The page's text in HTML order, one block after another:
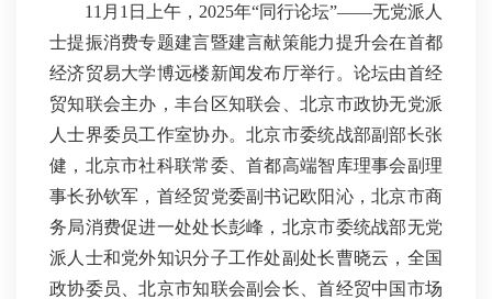
11月1日上午，2025年“同行论坛”——无党派人
士提振消费专题建言暨建言献策能力提升会在首都
经济贸易大学博远楼新闻发布厅举行。论坛由首经
贸知联会主办，丰台区知联会、北京市政协无党派
人士界委员工作室协办。北京市委统战部副部长张
健，北京市社科联常委、首都高端智库理事会副理
事长孙钦军，首经贸党委副书记欧阳沁，北京市商
务局消费促进一处处长彭峰，北京市委统战部无党
派人士和党外知识分子工作处副处长曹晓云，全国
政协委员、北京市知联会副会长、首经贸中国市场